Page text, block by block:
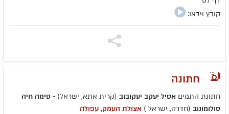
קובץ וידאו:
חתונה
חתונת התמים אסיל יעקב יעקובוב (קרית אתא, ישראל) - סימה חיה
סולומונוב (חדרה, ישראל ) אצולת העמק, עפולה